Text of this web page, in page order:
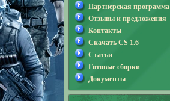
Партнерская программа
Отзывы и предложения
Контакты
Скачать CS 1.6
Статьи
Готовые сборки
Документы